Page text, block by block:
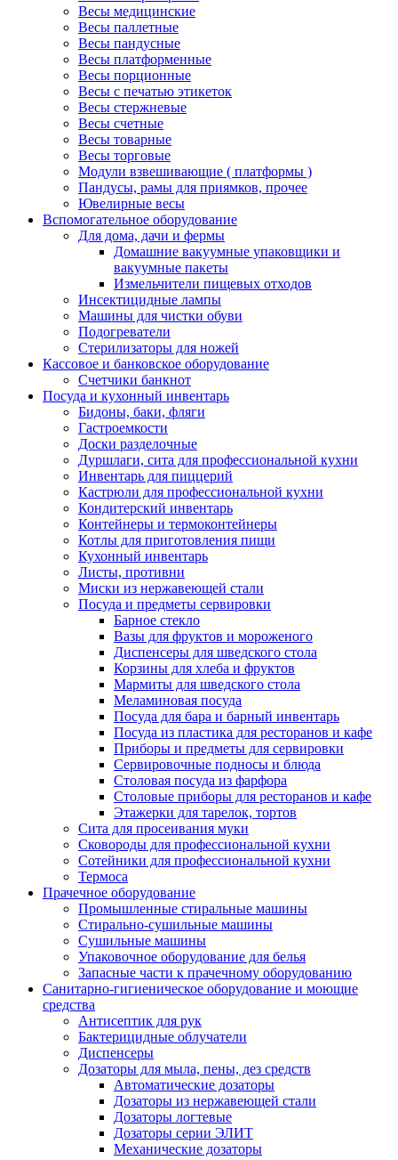
Весы медицинские
Весы паллетные
Весы пандусные
Весы платформенные
Весы порционные
Весы с печатью этикеток
Весы стержневые
Весы счетные
Весы товарные
Весы торговые
Модули взвешивающие ( платформы )
Пандусы, рамы для приямков, прочее
Ювелирные весы
Вспомогательное оборудование
Для дома, дачи и фермы
Домашние вакуумные упаковщики и
вакуумные пакеты
Измельчители пищевых отходов
Инсектицидные лампы
Машины для чистки обуви
Подогреватели
Стерилизаторы для ножей
Кассовое и банковское оборудование
Счетчики банкнот
Посуда и кухонный инвентарь
Бидоны, баки, фляги
Гастроемкости
Доски разделочные
Дуршлаги, сита для профессиональной кухни
Инвентарь для пиццерий
Кастрюли для профессиональной кухни
Кондитерский инвентарь
Контейнеры и термоконтейнеры
Котлы для приготовления пищи
Кухонный инвентарь
Листы, противни
Миски из нержавеющей стали
Посуда и предметы сервировки
Барное стекло
Вазы для фруктов и мороженого
Диспенсеры для шведского стола
Корзины для хлеба и фруктов
Мармиты для шведского стола
Меламиновая посуда
Посуда для бара и барный инвентарь
Посуда из пластика для ресторанов и кафе
Приборы и предметы для сервировки
Сервировочные подносы и блюда
Столовая посуда из фарфора
Столовые приборы для ресторанов и кафе
Этажерки для тарелок, тортов
Сита для просеивания муки
Сковороды для профессиональной кухни
Сотейники для профессиональной кухни
Термоса
Прачечное оборудование
Промышленные стиральные машины
Стирально-сушильные машины
Сушильные машины
Упаковочное оборудование для белья
Запасные части к прачечному оборудованию
Санитарно-гигиеническое оборудование и моющие
средства
Антисептик для рук
Бактерицидные облучатели
Диспенсеры
Дозаторы для мыла, пены, дез средств
Автоматические дозаторы
Дозаторы из нержавеющей стали
Дозаторы логтевые
Дозаторы серии ЭЛИТ
Механические дозаторы